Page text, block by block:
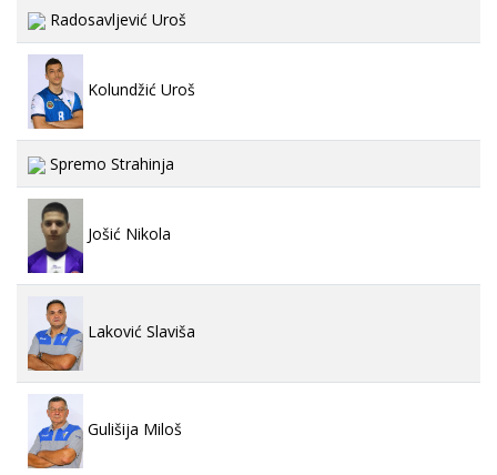
Radosavljević Uroš
Kolundžić Uroš
Spremo Strahinja
Jošić Nikola
Laković Slaviša
Gulišija Miloš